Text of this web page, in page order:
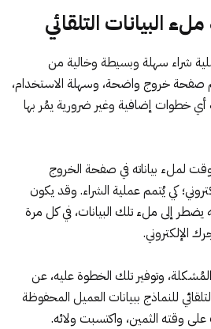
شراء سهلة وبسيطة وخالية من
صفحة خروج واضحة، وسهلة الاستخدام،
أي خطوات إضافية وغير ضرورية يمُر بها
لملء بياناته في صفحة الخروج
كي يُتمم عملية الشراء. وقد يكون
يضطر إلى ملء تلك البيانات، في كل مرة
الإلكتروني.
وتوفير تلك الخطوة عليه، عن
للنماذج ببيانات العميل المحفوظة
وقته الثمين، واكتسبت ولائه.